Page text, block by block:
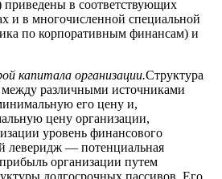
в соответствующих
и в многочисленной специальной
по корпоративным финансам) и
капитала организации.Структура
различными источниками
его цену и,
цену организации,
уровень финансового
леверидж — потенциальная
организации путем